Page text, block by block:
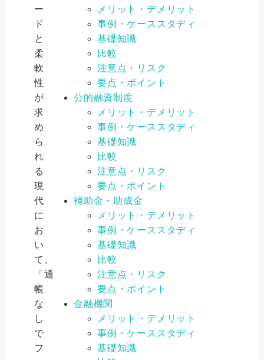
ー
ド
と
柔
軟
性
が
求
め
ら
れ
る
現
代
に
お
い
て、
「通
帳
な
し
で
フ
メリット・デメリット
事例・ケーススタディ
基礎知識
比較
注意点・リスク
要点・ポイント
公的融資制度
メリット・デメリット
事例・ケーススタディ
基礎知識
比較
注意点・リスク
要点・ポイント
補助金・助成金
メリット・デメリット
事例・ケーススタディ
基礎知識
比較
注意点・リスク
要点・ポイント
金融機関
メリット・デメリット
事例・ケーススタディ
基礎知識